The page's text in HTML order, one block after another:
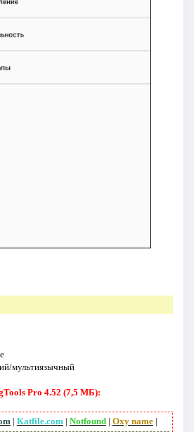
мультиязычный
Pro 4.52 (7,5 МБ):
| Katfile.com | Notfound| Oxy name|